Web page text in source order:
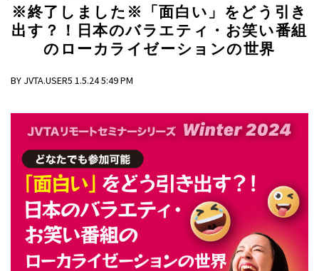
※終了しました※「面白い」をどう引き
出す？！日本のバラエティ・お笑い番組
のローカライゼーションの世界
BY JVTA.USER5 1.5.24 5:49 PM